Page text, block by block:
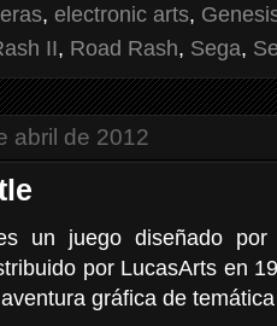
, electronic arts,
II, Road Rash, Sega,
abril de 2012
un juego diseñado por
por LucasArts en
gráfica de